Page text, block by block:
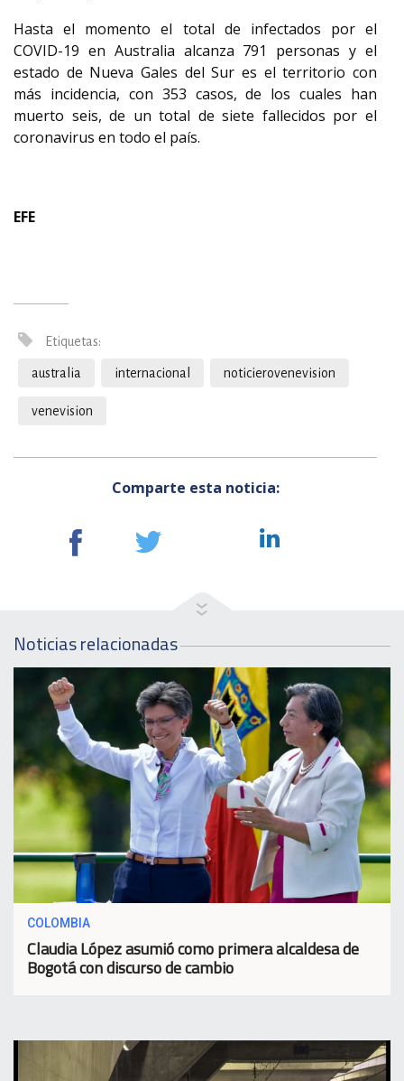
Hasta el momento el total de infectados por el
COVID-19 en Australia alcanza 791 personas y el
estado de Nueva Gales del Sur es el territorio con
más incidencia, con 353 casos, de los cuales han
muerto seis, de un total de siete fallecidos por el
coronavirus en todo el país.
EFE
Etiquetas:
australia internacional noticierovenevision
venevision
Comparte esta noticia:
Noticias relacionadas
COLOMBIA
Claudia López asumió como primera alcaldesa de
Bogotá con discurso de cambio